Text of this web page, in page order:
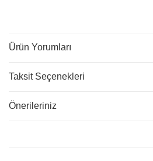
Ürün Yorumları
Taksit Seçenekleri
Önerileriniz